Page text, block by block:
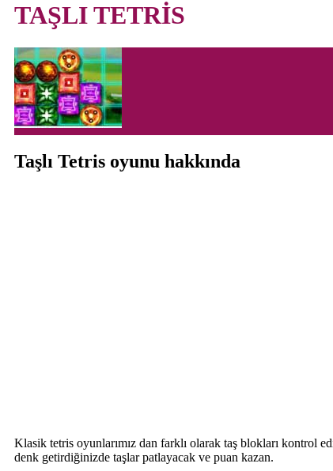
TAŞLI TETRİS
Taşlı Tetris oyunu hakkında
Klasik tetris oyunlarımız dan farklı olarak taş blokları kontrol
denk getirdiğinizde taşlar patlayacak ve puan kazan.